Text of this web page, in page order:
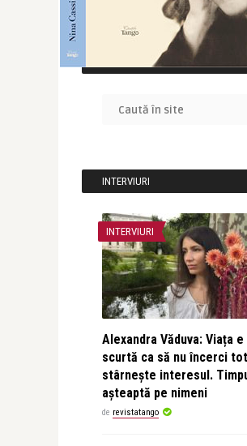
CAUTĂ ÎN SITE
INTERVIURI
INTERVIURI
Alexandra Văduva: Viața e
scurtă ca să nu încerci
stârnește interesul.
așteaptă pe nimeni
de revistatango